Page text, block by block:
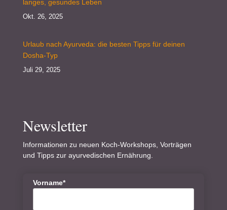
langes, gesundes Leben
Okt. 26, 2025
Urlaub nach Ayurveda: die besten Tipps für deinen
Dosha-Typ
Juli 29, 2025
Newsletter
Informationen zu neuen Koch-Workshops, Vorträgen
und Tipps zur ayurvedischen Ernährung.
Vorname*